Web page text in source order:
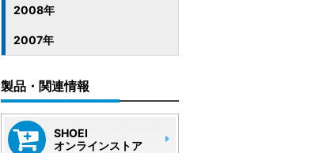
2008年
2007年
製品・関連情報
SHOEI
オンラインストア